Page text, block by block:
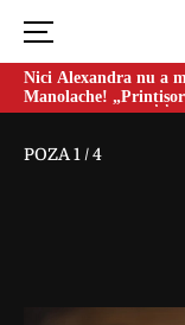
Nici Alexandra nu a
Manolache!
doi ani de căsnicie
POZA 1 /4